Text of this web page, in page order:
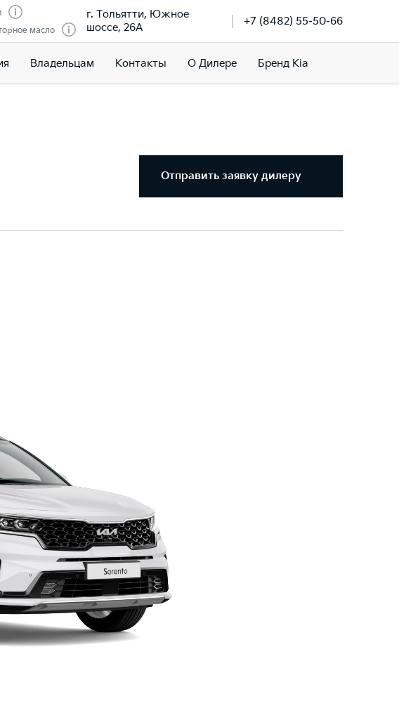
масло
г. Тольятти, Южное
шоссе, 26А
+7 (8482) 55-50-66
Владельцам Контакты О Дилере Бренд Kia
Отправить заявку дилеру